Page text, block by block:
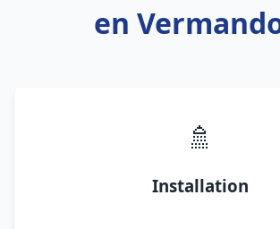
en
🚿
Installation